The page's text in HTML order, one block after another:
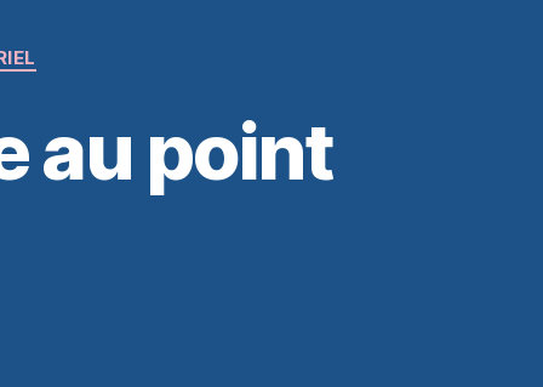
au point